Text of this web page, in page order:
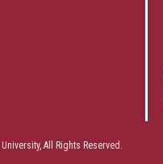
All Rights Reserved.